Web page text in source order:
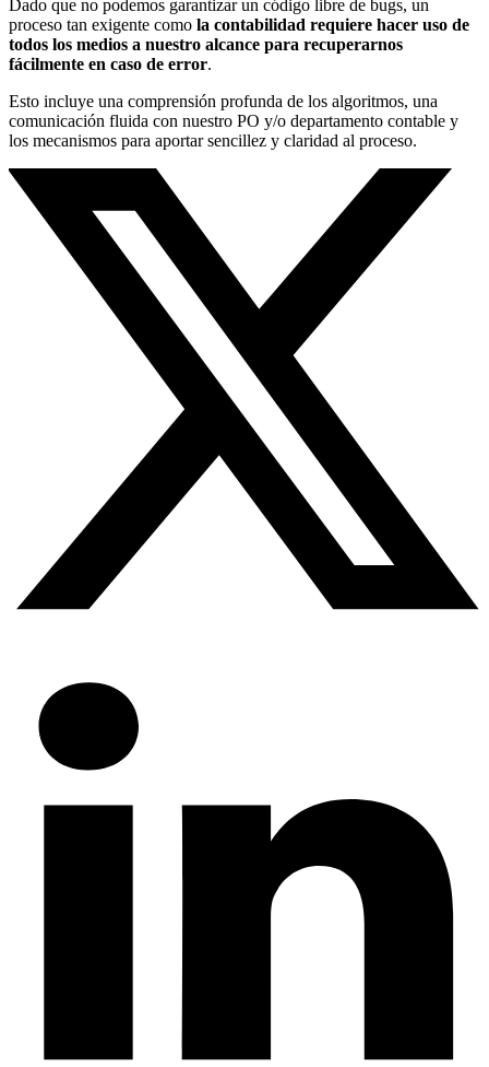
Dado que no podemos garantizar un código libre de bugs, un
proceso tan exigente como la contabilidad requiere hacer uso de
todos los medios a nuestro alcance para recuperarnos
fácilmente en caso de error.
Esto incluye una comprensión profunda de los algoritmos, una
comunicación fluida con nuestro PO y/o departamento contable y
los mecanismos para aportar sencillez y claridad al proceso.